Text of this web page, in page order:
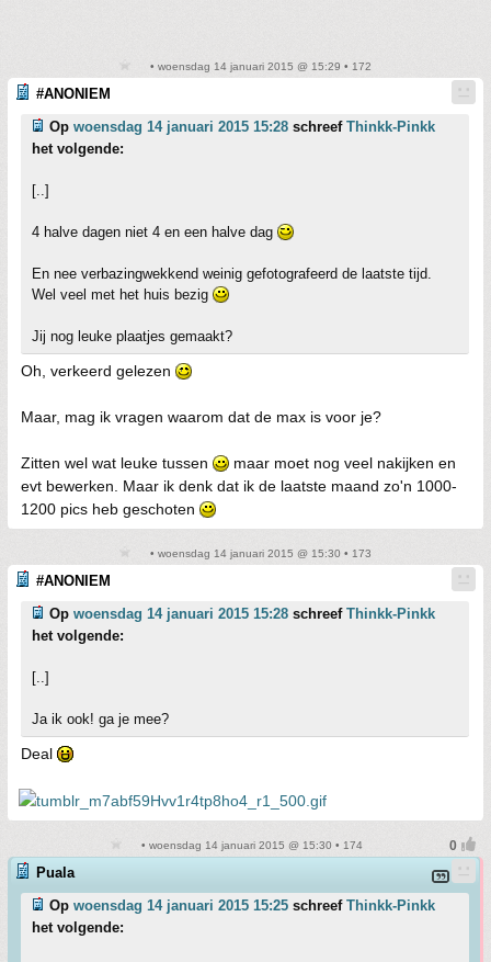
• woensdag 14 januari 2015 @ 15:29 • 172
#ANONIEM
Op woensdag 14 januari 2015 15:28 schreef Thinkk-Pinkk
het volgende:
[..]
4 halve dagen niet 4 en een halve dag
En nee verbazingwekkend weinig gefotografeerd de laatste tijd.
Wel veel met het huis bezig
Jij nog leuke plaatjes gemaakt?
Oh, verkeerd gelezen
Maar, mag ik vragen waarom dat de max is voor je?
Zitten wel wat leuke tussen
maar moet nog veel nakijken en
evt bewerken. Maar ik denk dat ik de laatste maand zo'n 1000-
1200 pics heb geschoten
• woensdag 14 januari 2015 @ 15:30 • 173
#ANONIEM
Op woensdag 14 januari 2015 15:28 schreef Thinkk-Pinkk
het volgende:
[..]
Ja ik ook! ga je mee?
Deal
• woensdag 14 januari 2015 @ 15:30 • 174
Puala
Op woensdag 14 januari 2015 15:25 schreef Thinkk-Pinkk
het volgende: